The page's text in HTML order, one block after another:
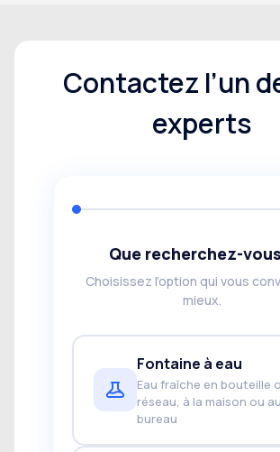
Contactez l’un
experts
Que recherchez-
Choisissez l’option qui vous
mieux.
Fontaine à eau
Eau fraîche en bouteille
réseau, à la maison ou au
bureau